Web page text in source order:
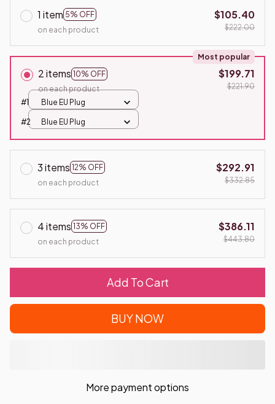
1 item 5% OFF
on each product
$105.40
$222.00
2 items 10% OFF
Most popular
on each product
$199.71
$221.90
#1
Blue EU Plug
#2 Blue EU Plug
3 items 12% OFF
on each product
$292.91
$332.85
4 items 13% OFF
on each product
$386.11
$443.80
Add To Cart
BUY NOW
More payment options